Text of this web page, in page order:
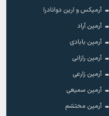
آرمیکس و ارین دوانادرا
آرمین آراد
آرمین بابادی
آرمین رازانی
آرمین زارعی
آرمین سمیعی
آرمین محتشم